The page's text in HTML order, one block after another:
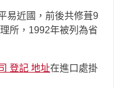
近國，前後共修葺9
所，1992年被列為省
登記 地址在進口處掛